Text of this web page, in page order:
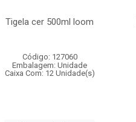
Tigela cer 500ml loom
Código: 127060
Embalagem: Unidade
Caixa Com: 12 Unidade(s)